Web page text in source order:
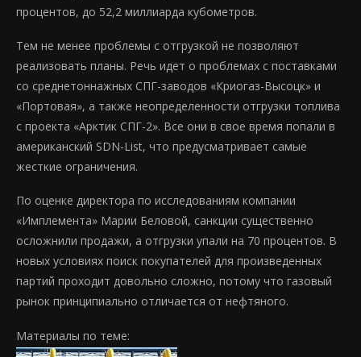
процентов, до 52,2 миллиарда кубометров.
Тем не менее проблемы с отгрузкой не позволяют
реализовать планы. Речь идет о проблемах с поставками
со среднетоннажных СПГ-заводов «Криогаз-Высоцк» и
«Портовая», а также неопределенности отгрузки топлива
с проекта «Арктик СПГ-2». Все они в свое время попали в
американский SDN-List, что предусматривает самые
жесткие ограничения.
По оценке директора по исследованиям компании
«Имплемента» Марии Беловой, санкции существенно
осложнили продажи, а отгрузки упали на 70 процентов. В
новых условиях поиск покупателей для произведенных
партий проходит довольно сложно, потому что газовый
рынок принципиально отличается от нефтяного.
Материалы по теме: